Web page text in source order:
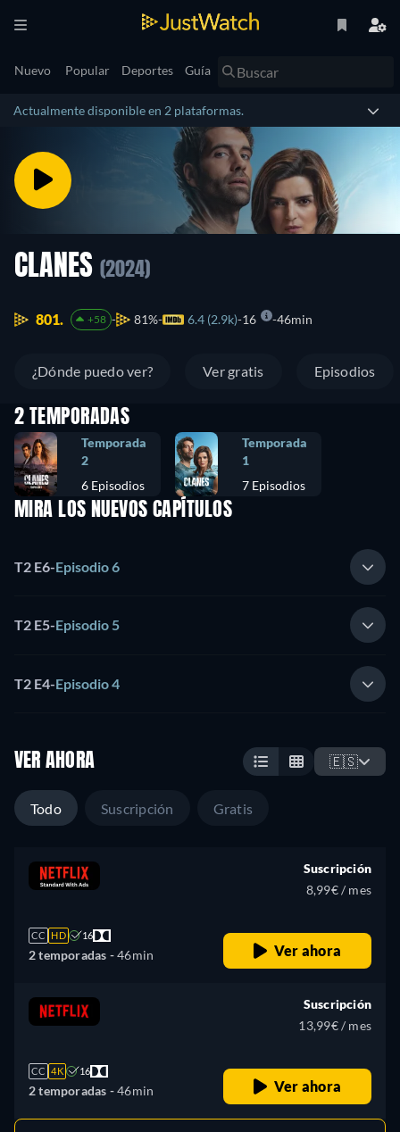
Nuevo Popular Deportes Guía
Actualmente disponible en 2 plataformas.
CLANES (2024)
801. +58 81% 6.4 (2.9k) 16 46min
¿Dónde puedo ver? Ver gratis Episodios
2 TEMPORADAS
Temporada
2
6 Episodios
Temporada
1
7 Episodios
MIRA LOS NUEVOS CAPÍTULOS
T2 E6-Episodio 6
T2 E5-Episodio 5
T2 E4-Episodio 4
VER AHORA 🇪🇸
Todo Suscripción Gratis
CC HD 16
2 temporadas -46min
Suscripción
8,99€ / mes
Ver ahora
CC 4K 16
2 temporadas -46min
Suscripción
13,99€ / mes
Ver ahora